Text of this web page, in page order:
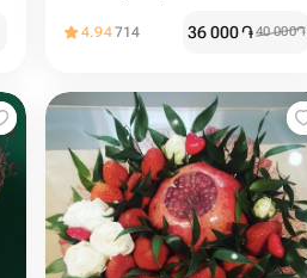
4.94714 36 000֏40 000֏